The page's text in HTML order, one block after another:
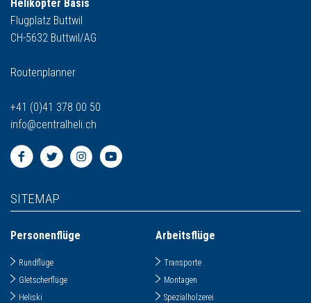
SITEMAP
Personenflüge
Rundflüge
Gletscherflüge
Heliski
Arbeitsflüge
Transporte
Montagen
Spezialholzerei
Helikopter Basis
Flugplatz Buttwil
CH-5632 Buttwil/AG
Routenplanner
+41 (0)41 378 00 50
info@centralheli.ch